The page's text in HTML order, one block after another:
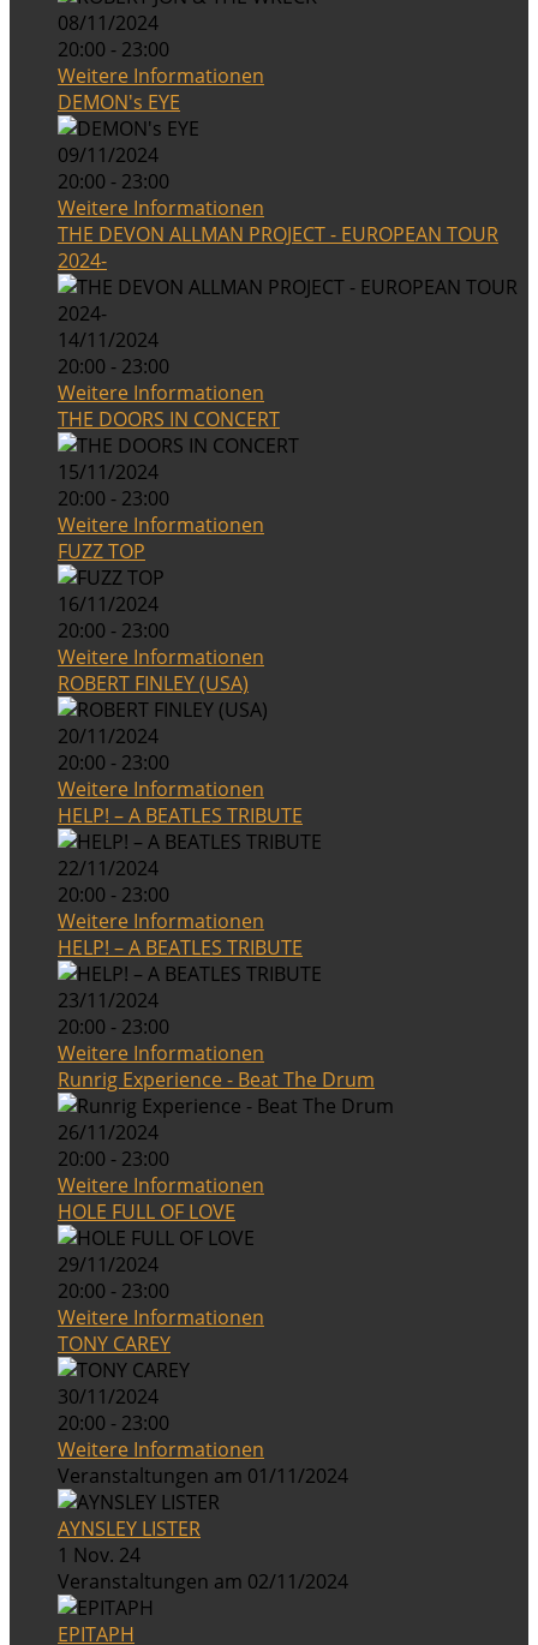
08/11/2024
20:00 - 23:00
Weitere Informationen
DEMON's EYE
09/11/2024
20:00 - 23:00
Weitere Informationen
THE DEVON ALLMAN PROJECT - EUROPEAN TOUR
2024-
14/11/2024
20:00 - 23:00
Weitere Informationen
THE DOORS IN CONCERT
15/11/2024
20:00 - 23:00
Weitere Informationen
FUZZ TOP
16/11/2024
20:00 - 23:00
Weitere Informationen
ROBERT FINLEY (USA)
20/11/2024
20:00 - 23:00
Weitere Informationen
HELP! – A BEATLES TRIBUTE
22/11/2024
20:00 - 23:00
Weitere Informationen
HELP! – A BEATLES TRIBUTE
23/11/2024
20:00 - 23:00
Weitere Informationen
Runrig Experience - Beat The Drum
26/11/2024
20:00 - 23:00
Weitere Informationen
HOLE FULL OF LOVE
29/11/2024
20:00 - 23:00
Weitere Informationen
TONY CAREY
30/11/2024
20:00 - 23:00
Weitere Informationen
Veranstaltungen am 01/11/2024
AYNSLEY LISTER
1 Nov. 24
Veranstaltungen am 02/11/2024
EPITAPH